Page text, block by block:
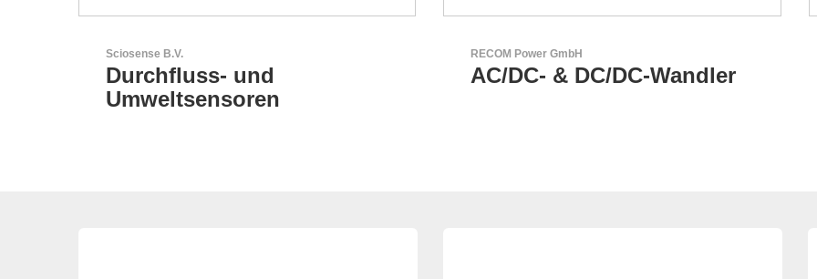
RECOM Power GmbH
AC/DC- & DC/DC-Wandler
Aker Technology Co., Ltd.
AKER: Wo Präzision auf